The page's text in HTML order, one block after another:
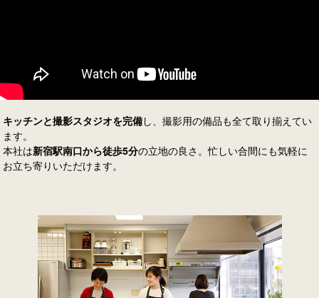
キッチンと撮影スタジオを完備し、撮影用の備品も全て取り揃えてい
ます。
本社は新宿駅南口から徒歩5分の立地の良さ。忙しい合間にも気軽に
お立ち寄りいただけます。